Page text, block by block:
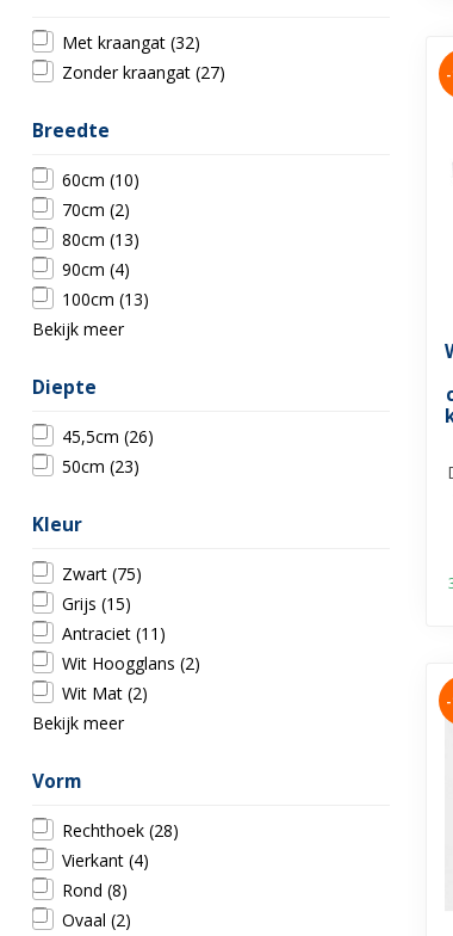
Met kraangat (32)
Zonder kraangat (27)
Breedte
60cm (10)
70cm (2)
80cm (13)
90cm (4)
100cm (13)
Bekijk meer
Diepte
45,5cm (26)
50cm (23)
Kleur
Zwart (75)
Grijs (15)
Antraciet (11)
Wit Hoogglans (2)
Wit Mat (2)
Bekijk meer
Vorm
Rechthoek (28)
Vierkant (4)
Rond (8)
Ovaal (2)